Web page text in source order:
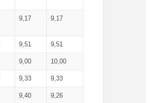
9,17 9,17
9,51 9,51
9,00 10,00
9,33 9,33
9,40 9,26